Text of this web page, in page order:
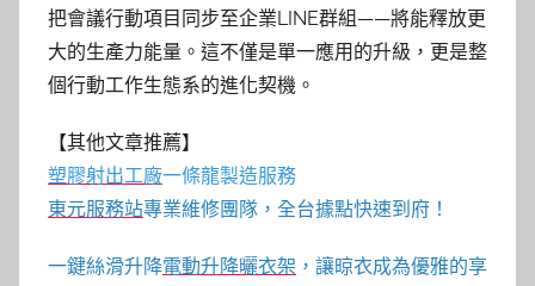
把會議行動項目同步至企業LINE群組——將能釋放更
大的生產力能量。這不僅是單一應用的升級，更是整
個行動工作生態系的進化契機。
【其他文章推薦】
塑膠射出工廠一條龍製造服務
東元服務站專業維修團隊，全台據點快速到府！
一鍵絲滑升降電動升降曬衣架 ，讓晾衣成為優雅的享